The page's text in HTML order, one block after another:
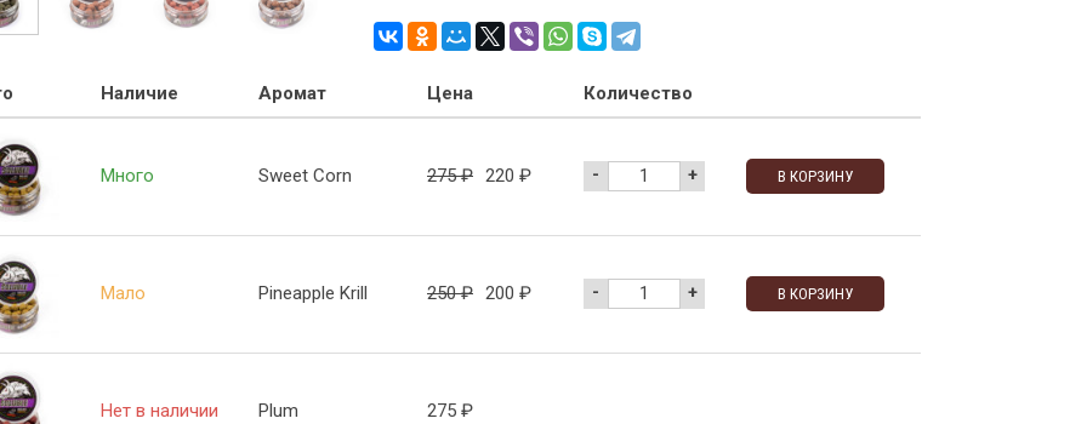
Наличие Аромат Цена Количество
Много Sweet Corn 275₽ 220 ₽ - + В КОРЗИНУ
Мало Pineapple Krill 250₽ 200 ₽ - + В КОРЗИНУ
Нет в наличии Plum 275 ₽